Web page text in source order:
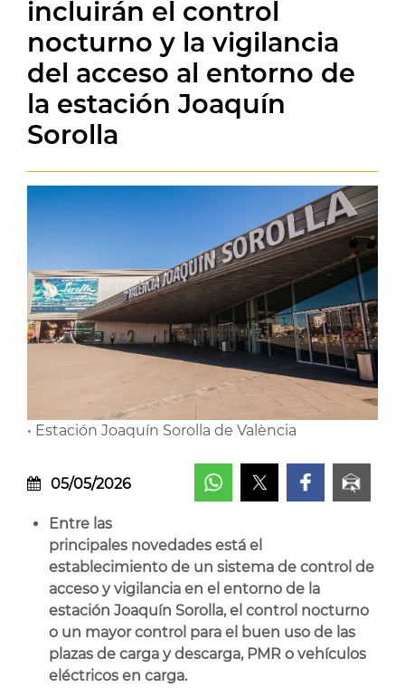
incluirán el control
nocturno y la vigilancia
del acceso al entorno de
la estación Joaquín
Sorolla
• Estación Joaquín Sorolla de València
05/05/2026
Entre las
principales novedades está el
establecimiento de un sistema de control de
acceso y vigilancia en el entorno de la
estación Joaquín Sorolla, el control nocturno
o un mayor control para el buen uso de las
plazas de carga y descarga, PMR o vehículos
eléctricos en carga.